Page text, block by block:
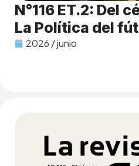
N°116 ET.2: Del
La Política del
2026 / junio